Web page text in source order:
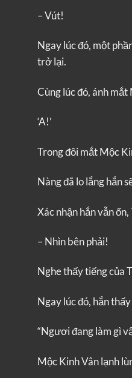
– Vút!
Ngay lúc đó, một
trở lại.
Cùng lúc đó, ánh
‘A!’
Trong đôi mắt Mộc
Nàng đã lo lắng hắn
Xác nhận hắn vẫn
– Nhìn bên phải!
Nghe thấy tiếng của
Ngay lúc đó, hắn
“Ngươi đang làm gì
Mộc Kinh Vân lạnh